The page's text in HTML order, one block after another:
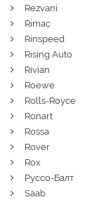
Rezvani
Rimac
Rinspeed
Rising Auto
Rivian
Roewe
Rolls-Royce
Ronart
Rossa
Rover
Rox
Руссо-Балт
Saab